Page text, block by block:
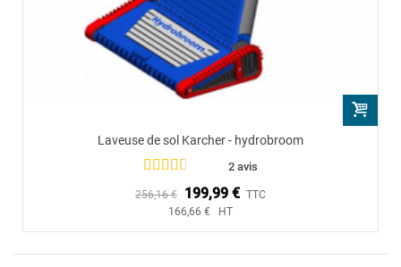
Laveuse de sol Karcher - hydrobroom
2 avis
256,16 € 199,99 € TTC
166,66 € HT